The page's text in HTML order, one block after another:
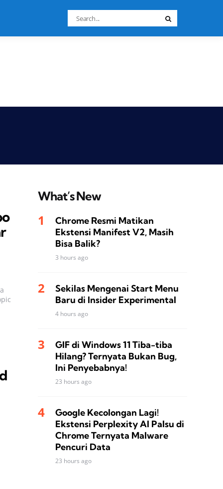
Search
for:
What’s New
Chrome Resmi Matikan
Ekstensi Manifest V2, Masih
Bisa Balik?
3 hours ago
Sekilas Mengenai Start Menu
Baru di Insider Experimental
4 hours ago
GIF di Windows 11 Tiba-tiba
Hilang? Ternyata Bukan Bug,
Ini Penyebabnya!
23 hours ago
Google Kecolongan Lagi!
Ekstensi Perplexity AI Palsu di
Chrome Ternyata Malware
Pencuri Data
23 hours ago